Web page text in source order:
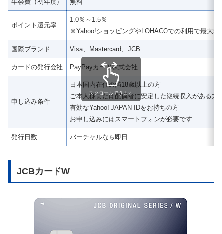
年会費（初年度） 無料
ポイント還元率
1.0％～1.5％
※Yahoo!ショッピングやLOHACOでの利用で最大5
国際ブランド Visa、Mastercard、JCB
カードの発行会社 PayPayカード株式会社
申し込み条件
日本国内在住の満18歳以上の方
ご本人様または配偶者に安定した継続収入がある方
有効なYahoo! JAPAN IDをお持ちの方
お申し込みにはスマートフォンが必要です
発行日数 バーチャルなら即日
スクロールできます
JCBカードW